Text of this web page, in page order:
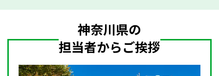
神奈川県の
担当者からご挨拶